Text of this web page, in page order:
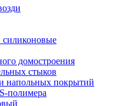
силиконовые
домостроения
стыков
напольных покрытий
полимера